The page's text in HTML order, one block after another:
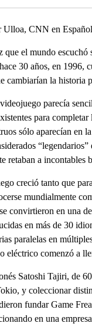
Ulloa, CNN en Español
que el mundo escuchó
30 años, en 1996,
cambiarían la historia
parecía
para
sólo aparecían en
retaban a incontables
creció tanto que
mundialmente
convirtieron en una
en más de 30
paralelas en
eléctrico comenzó a
Satoshi Tajiri, de
y coleccionar
fundar Game
en una